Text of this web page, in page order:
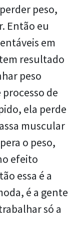
peso,
Então eu
em
resultado
peso
de
ela perde
muscular
o peso,
efeito
essa é a
é a gente
só a